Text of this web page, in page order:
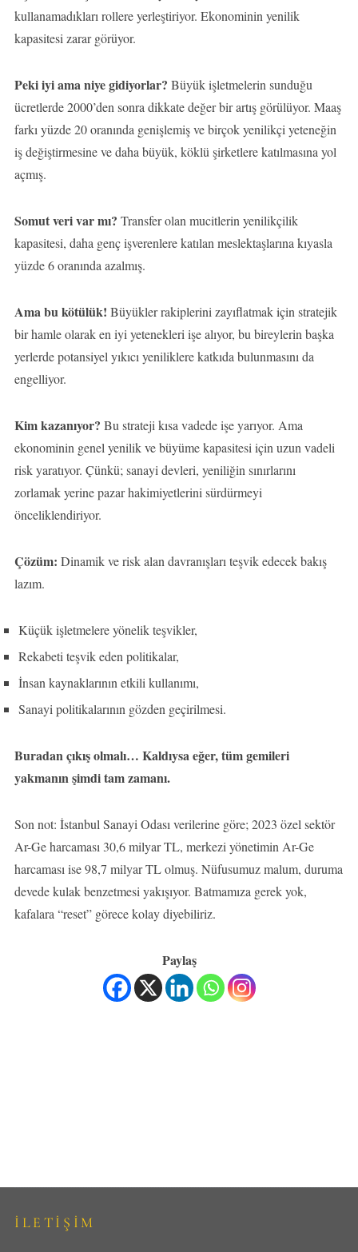
kullanamadıkları rollere yerleştiriyor. Ekonominin yenilik
kapasitesi zarar görüyor.
Peki iyi ama niye gidiyorlar? Büyük işletmelerin sunduğu
ücretlerde 2000’den sonra dikkate değer bir artış görülüyor. Maaş
farkı yüzde 20 oranında genişlemiş ve birçok yenilikçi yeteneğin
iş değiştirmesine ve daha büyük, köklü şirketlere katılmasına yol
açmış.
Somut veri var mı? Transfer olan mucitlerin yenilikçilik
kapasitesi, daha genç işverenlere katılan meslektaşlarına kıyasla
yüzde 6 oranında azalmış.
Ama bu kötülük! Büyükler rakiplerini zayıflatmak için stratejik
bir hamle olarak en iyi yetenekleri işe alıyor, bu bireylerin başka
yerlerde potansiyel yıkıcı yeniliklere katkıda bulunmasını da
engelliyor.
Kim kazanıyor? Bu strateji kısa vadede işe yarıyor. Ama
ekonominin genel yenilik ve büyüme kapasitesi için uzun vadeli
risk yaratıyor. Çünkü; sanayi devleri, yeniliğin sınırlarını
zorlamak yerine pazar hakimiyetlerini sürdürmeyi
önceliklendiriyor.
Çözüm: Dinamik ve risk alan davranışları teşvik edecek bakış
lazım.
Küçük işletmelere yönelik teşvikler,
Rekabeti teşvik eden politikalar,
İnsan kaynaklarının etkili kullanımı,
Sanayi politikalarının gözden geçirilmesi.
Buradan çıkış olmalı… Kaldıysa eğer, tüm gemileri
yakmanın şimdi tam zamanı.
Son not: İstanbul Sanayi Odası verilerine göre; 2023 özel sektör
Ar-Ge harcaması 30,6 milyar TL, merkezi yönetimin Ar-Ge
harcaması ise 98,7 milyar TL olmuş. Nüfusumuz malum, duruma
devede kulak benzetmesi yakışıyor. Batmamıza gerek yok,
kafalara “reset” görece kolay diyebiliriz.
Paylaş
İLETİŞİM